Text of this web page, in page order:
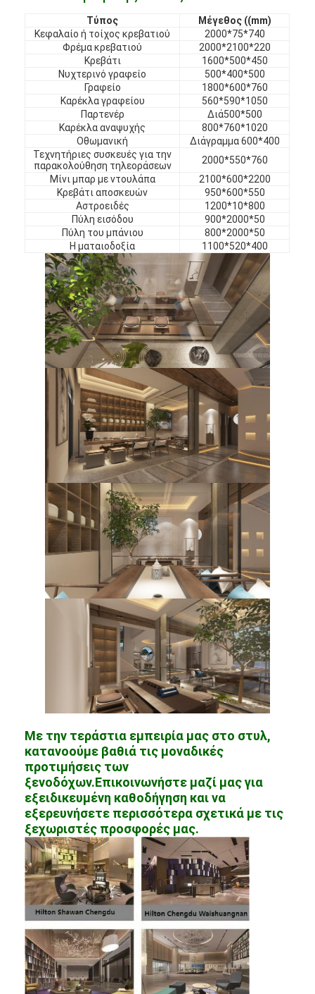
Τύπος
Μέγεθος ((mm)
Κεφαλαίο ή τοίχος κρεβατιού
2000*75*740
Φρέμα κρεβατιού
2000*2100*220
Κρεβάτι
1600*500*450
Νυχτερινό γραφείο
500*400*500
Γραφείο
1800*600*760
Καρέκλα γραφείου
560*590*1050
Παρτενέρ
Διά500*500
Καρέκλα αναψυχής
800*760*1020
Οθωμανική
Διάγραμμα 600*400
Τεχνητήριες συσκευές για την
παρακολούθηση τηλεοράσεων
2000*550*760
Μίνι μπαρ με ντουλάπα
2100*600*2200
Κρεβάτι αποσκευών
950*600*550
Αστροειδές
1200*10*800
Πύλη εισόδου
900*2000*50
Πύλη του μπάνιου
800*2000*50
Η ματαιοδοξία
1100*520*400
Με την τεράστια εμπειρία μας στο στυλ,
κατανοούμε βαθιά τις μοναδικές
προτιμήσεις των
ξενοδόχων.Επικοινωνήστε μαζί μας για
εξειδικευμένη καθοδήγηση και να
εξερευνήσετε περισσότερα σχετικά με τις
ξεχωριστές προσφορές μας.